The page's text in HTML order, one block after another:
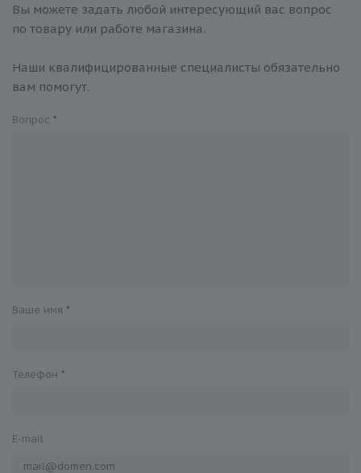
Вы можете задать любой интересующий вас вопрос
по товару или работе магазина.
Наши квалифицированные специалисты обязательно
вам помогут.
Вопрос *
Ваше имя *
Телефон *
E-mail